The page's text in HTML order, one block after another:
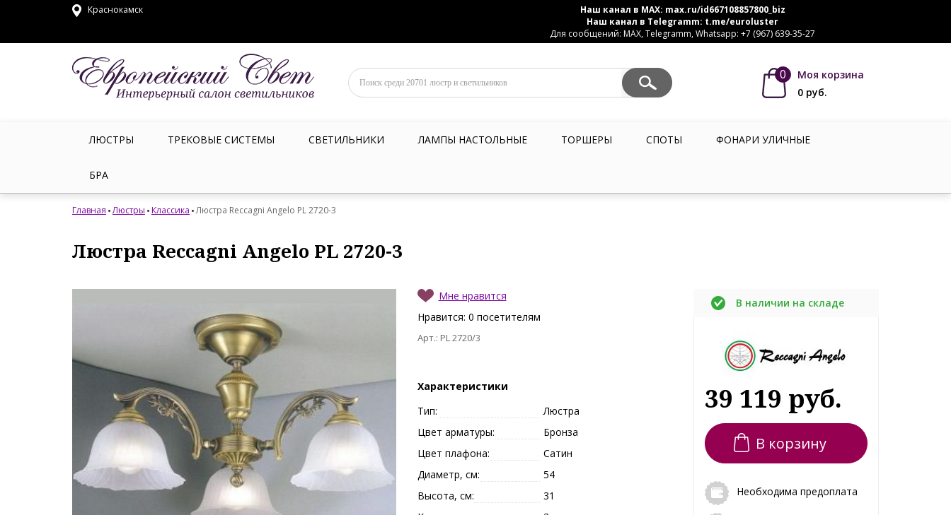
Краснокамск Наш канал в MAX: max.ru/id667108857800_biz
Наш канал в Telegramm: t.me/euroluster
Для сообщений: MAX, Telegramm, Whatsapp: +7 (967) 639-35-27
0
Моя корзина
0 руб.
ЛЮСТРЫ ТРЕКОВЫЕ СИСТЕМЫ СВЕТИЛЬНИКИ ЛАМПЫ НАСТОЛЬНЫЕ ТОРШЕРЫ СПОТЫ ФОНАРИ УЛИЧНЫЕ
БРА
Главная Люстры Классика Люстра Reccagni Angelo PL 2720-3
Люстра Reccagni Angelo PL 2720-3
Мне нравится
Нравится: 0 посетителям
Арт.: PL 2720/3
Характеристики
Тип:
Люстра
Цвет арматуры:
Бронза
Цвет плафона:
Сатин
Диаметр, см:
54
Высота, см:
31
В наличии на складе
39 119 руб.
В корзину
Необходима предоплата